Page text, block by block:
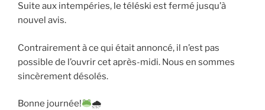
Suite aux intempéries, le téléski est fermé jusqu’à
nouvel avis.
Contrairement à ce qui était annoncé, il n’est pas
possible de l’ouvrir cet après-midi. Nous en sommes
sincèrement désolés.
Bonne journée! 🌧